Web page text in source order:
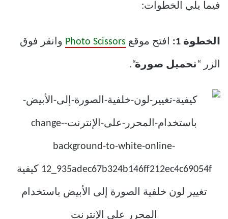
فيما يلي الخطوات:
الخطوة 1: افتح موقع Photo Scissors وانقر فوق
الزر “ تحميل صورة“.